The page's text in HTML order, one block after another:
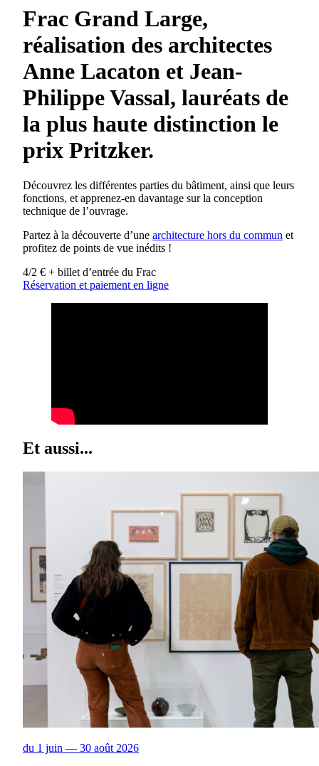
Frac Grand Large,
réalisation des architectes
Anne Lacaton et Jean-
Philippe Vassal, lauréats de
la plus haute distinction le
prix Pritzker.
Découvrez les différentes parties du bâtiment, ainsi que leurs
fonctions, et apprenez-en davantage sur la conception
technique de l’ouvrage.
Partez à la découverte d’une architecture hors du commun et
profitez de points de vue inédits !
4/2 € + billet d’entrée du Frac
Réservation et paiement en ligne
Et aussi...
du 1 juin — 30 août 2026